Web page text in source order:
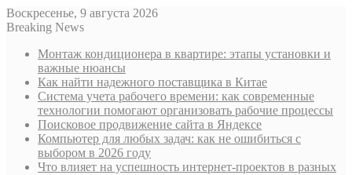
Воскресенье, 9 августа 2026
Breaking News
Монтаж кондиционера в квартире: этапы установки и
важные нюансы
Как найти надежного поставщика в Китае
Система учета рабочего времени: как современные
технологии помогают организовать рабочие процессы
Поисковое продвижение сайта в Яндексе
Компьютер для любых задач: как не ошибиться с
выбором в 2026 году
Что влияет на успешность интернет-проектов в разных